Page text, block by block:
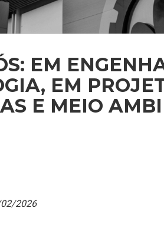
EM
EM
E MEIO
2026